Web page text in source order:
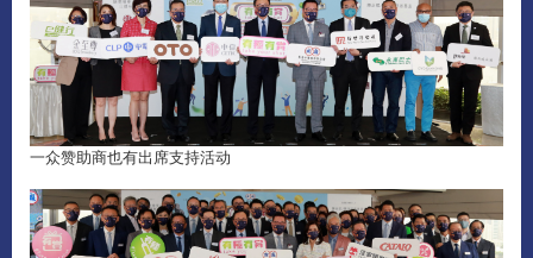
一众赞助商也有出席支持活动